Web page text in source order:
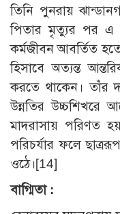
তিনি পুনরায়
পিতার মৃত্যুর পর এ
কর্মজীবন আবর্তিত
হিসাবে অত্যন্ত
করতে থাকেন। তাঁর
উন্নতির উচ্চশিখরে
মাদরাসায় পরিণত
পরিচর্যার ফলে
ওঠে।[14]
বাগ্মিতা :